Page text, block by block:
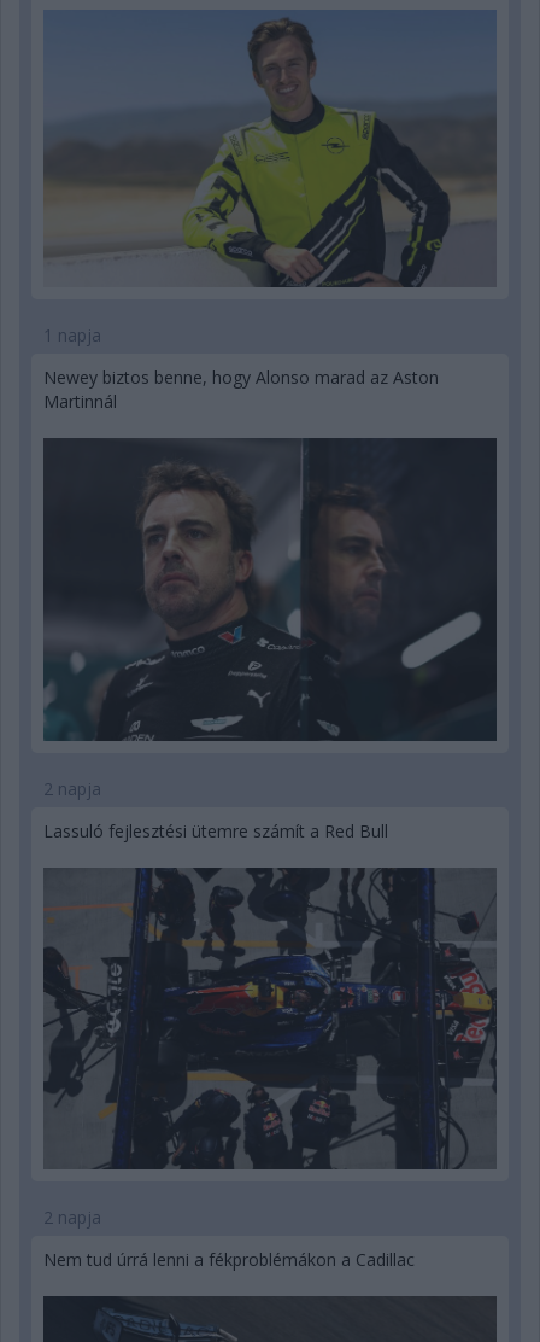
1 napja
Newey biztos benne, hogy Alonso marad az Aston
Martinnál
2 napja
Lassuló fejlesztési ütemre számít a Red Bull
2 napja
Nem tud úrrá lenni a fékproblémákon a Cadillac